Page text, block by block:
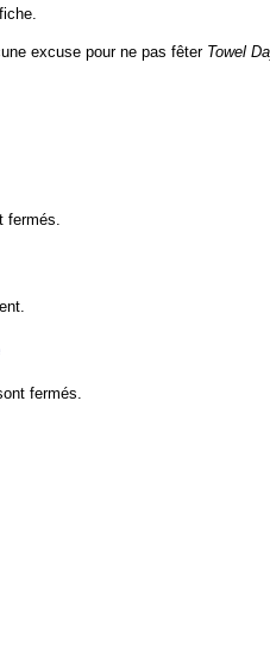
excuse pour ne pas fêter Towel
fermés.
fermés.